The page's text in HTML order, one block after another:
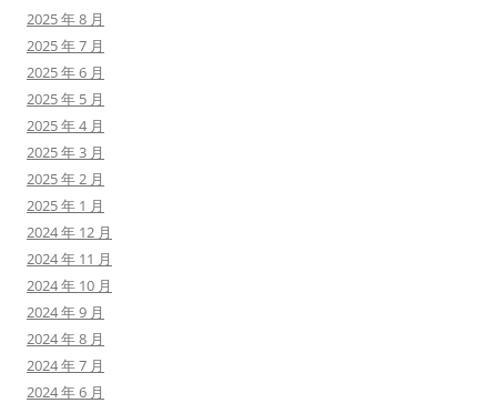
2025 年 8 月
2025 年 7 月
2025 年 6 月
2025 年 5 月
2025 年 4 月
2025 年 3 月
2025 年 2 月
2025 年 1 月
2024 年 12 月
2024 年 11 月
2024 年 10 月
2024 年 9 月
2024 年 8 月
2024 年 7 月
2024 年 6 月